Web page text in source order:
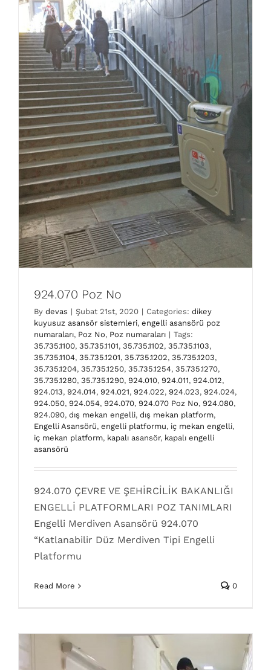
924.070 Poz No
By devas | Şubat 21st, 2020 | Categories: dikey
kuyusuz asansör sistemleri, engelli asansörü poz
numaraları, Poz No, Poz numaraları | Tags:
35.735.1100, 35.735.1101, 35.735.1102, 35.735.1103,
35.735.1104, 35.735.1201, 35.735.1202, 35.735.1203,
35.735.1204, 35.735.1250, 35.735.1254, 35.735.1270,
35.735.1280, 35.735.1290, 924.010, 924.011, 924.012,
924.013, 924.014, 924.021, 924.022, 924.023, 924.024,
924.050, 924.054, 924.070, 924.070 Poz No, 924.080,
924.090, dış mekan engelli, dış mekan platform,
Engelli Asansörü, engelli platformu, iç mekan engelli,
iç mekan platform, kapalı asansör, kapalı engelli
asansörü
924.070 ÇEVRE VE ŞEHİRCİLİK BAKANLIĞI
ENGELLİ PLATFORMLARI POZ TANIMLARI
Engelli Merdiven Asansörü 924.070
“Katlanabilir Düz Merdiven Tipi Engelli
Platformu
Read More 0
dikey kuyusuz asansör sistemleri engelli asansörü
poz numaraları Poz No Poz numaraları